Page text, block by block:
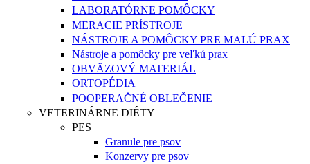
LABORATÓRNE POMÔCKY
MERACIE PRÍSTROJE
NÁSTROJE A POMÔCKY PRE MALÚ PRAX
Nástroje a pomôcky pre veľkú prax
OBVÄZOVÝ MATERIÁL
ORTOPÉDIA
POOPERAČNÉ OBLEČENIE
VETERINÁRNE DIÉTY
PES
Granule pre psov
Konzervy pre psov